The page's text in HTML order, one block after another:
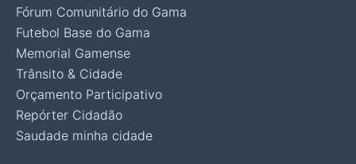
Fórum Comunitário do Gama
Futebol Base do Gama
Memorial Gamense
Trânsito & Cidade
Orçamento Participativo
Repórter Cidadão
Saudade minha cidade